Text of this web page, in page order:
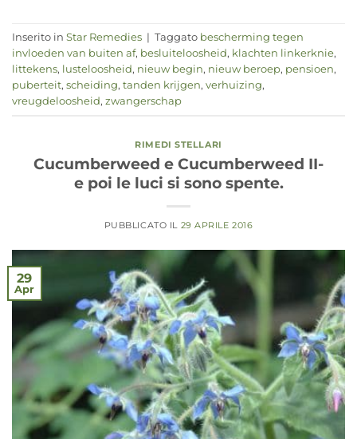
Inserito in Star Remedies | Taggato bescherming tegen
invloeden van buiten af, besluiteloosheid, klachten linkerknie,
littekens, lusteloosheid, nieuw begin, nieuw beroep, pensioen,
puberteit, scheiding, tanden krijgen, verhuizing,
vreugdeloosheid, zwangerschap
RIMEDI STELLARI
Cucumberweed e Cucumberweed II-
e poi le luci si sono spente.
PUBBLICATO IL 29 APRILE 2016
29
Apr